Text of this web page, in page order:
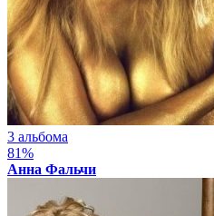
3 альбома
81%
Анна Фальчи